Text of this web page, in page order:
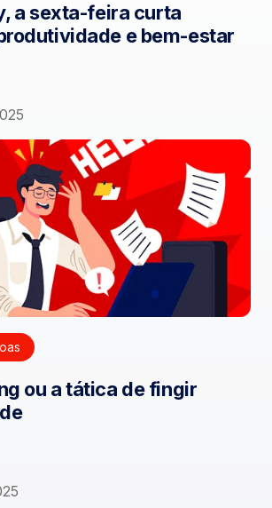
a sexta-feira curta
e bem-estar
ou a tática de fingir